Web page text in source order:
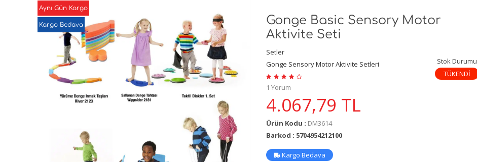
Aynı Gün Kargo
Kargo Bedava
Gonge Basic Sensory Motor
Aktivite Seti
Setler
Gonge Sensory Motor Aktivite Setleri
1 Yorum
Stok Durumu
TÜKENDİ
4.067,79 TL
Ürün Kodu : DM3614
Barkod : 5704954212100
Kargo Bedava